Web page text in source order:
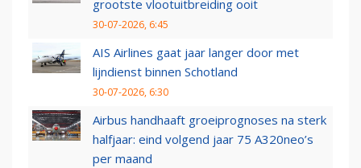
grootste vlootuitbreiding ooit
30-07-2026, 6:45
AIS Airlines gaat jaar langer door met
lijndienst binnen Schotland
30-07-2026, 6:30
Airbus handhaaft groeiprognoses na sterk
halfjaar: eind volgend jaar 75 A320neo’s
per maand